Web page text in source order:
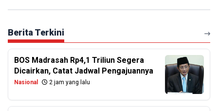
Berita Terkini
BOS Madrasah Rp4,1 Triliun Segera
Dicairkan, Catat Jadwal Pengajuannya
Nasional 2 jam yang lalu